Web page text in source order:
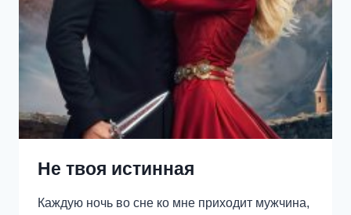
Не твоя истинная
Каждую ночь во сне ко мне приходит мужчина,